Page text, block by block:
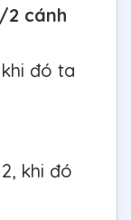
cánh
khi đó ta
khi đó